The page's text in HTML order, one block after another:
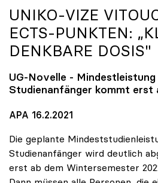
UNIKO-VIZE
ECTS-PUNKTEN:
DENKBARE DOSIS"
UG-Novelle -
Studienanfänger kommt erst
APA 16.2.2021
Die geplante
Studienanfänger wird deutlich
erst ab dem Wintersemester